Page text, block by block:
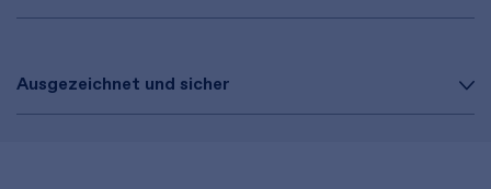
Ausgezeichnet und sicher